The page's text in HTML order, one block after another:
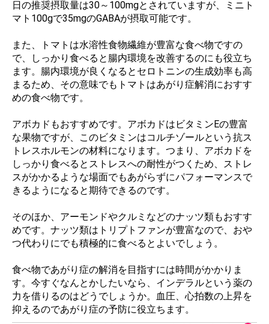
日の推奨摂取量は30～100mgとされていますが、ミニト
マト100gで35mgのGABAが摂取可能です。
また、トマトは水溶性食物繊維が豊富な食べ物ですの
で、しっかり食べると腸内環境を改善するのにも役立ち
ます。腸内環境が良くなるとセロトニンの生成効率も高
まるため、その意味でもトマトはあがり症解消におすす
めの食べ物です。
アボカドもおすすめです。アボカドはビタミンEの豊富
な果物ですが、このビタミンはコルチゾールという抗ス
トレスホルモンの材料になります。つまり、アボカドを
しっかり食べるとストレスへの耐性がつくため、ストレ
スがかかるような場面でもあがらずにパフォーマンスで
きるようになると期待できるのです。
そのほか、アーモンドやクルミなどのナッツ類もおすす
めです。ナッツ類はトリプトファンが豊富なので、おや
つ代わりにでも積極的に食べるとよいでしょう。
食べ物であがり症の解消を目指すには時間がかかりま
す。今すぐなんとかしたいなら、インデラルという薬の
力を借りるのはどうでしょうか。血圧、心拍数の上昇を
抑えるのであがり症の予防に役立ちます。